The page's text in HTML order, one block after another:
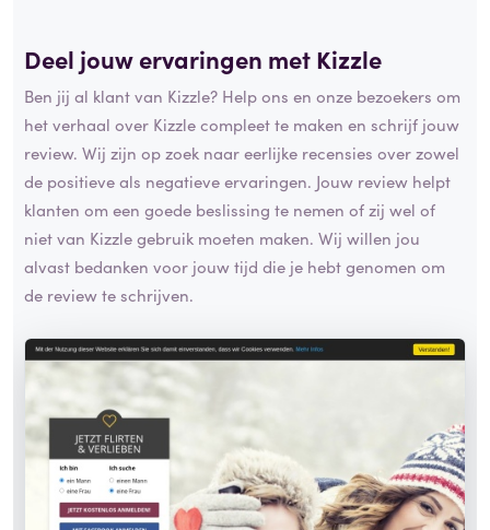
Deel jouw ervaringen met Kizzle
Ben jij al klant van Kizzle? Help ons en onze bezoekers om
het verhaal over Kizzle compleet te maken en schrijf jouw
review. Wij zijn op zoek naar eerlijke recensies over zowel
de positieve als negatieve ervaringen. Jouw review helpt
klanten om een goede beslissing te nemen of zij wel of
niet van Kizzle gebruik moeten maken. Wij willen jou
alvast bedanken voor jouw tijd die je hebt genomen om
de review te schrijven.